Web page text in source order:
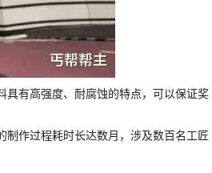
具有高强度、耐腐蚀的特点，可以保证奖
作过程耗时长达数月，涉及数百名工匠